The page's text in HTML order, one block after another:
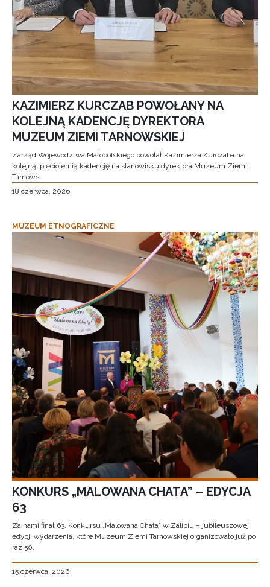
KAZIMIERZ KURCZAB POWOŁANY NA
KOLEJNĄ KADENCJĘ DYREKTORA
MUZEUM ZIEMI TARNOWSKIEJ
Zarząd Województwa Małopolskiego powołał Kazimierza Kurczaba na
kolejną, pięcioletnią kadencję na stanowisku dyrektora Muzeum Ziemi
Tarnows
18 czerwca, 2026
MUZEUM ETNOGRAFICZNE
KONKURS „MALOWANA CHATA” – EDYCJA
63
Za nami finał 63. Konkursu „Malowana Chata” w Zalipiu – jubileuszowej
edycji wydarzenia, które Muzeum Ziemi Tarnowskiej organizowało już po
raz 50.
15 czerwca, 2026